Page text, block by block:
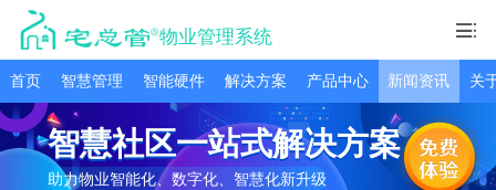
物业管理系统
首页 智慧管理 智能硬件 解决方案 产品中心 新闻资讯 关
智慧社区一站式解决方案
助力物业智能化、数字化、智慧化新升级